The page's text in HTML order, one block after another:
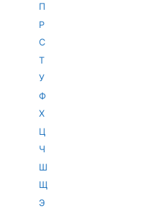
П
Р
С
Т
У
Ф
Х
Ц
Ч
Ш
Щ
Э